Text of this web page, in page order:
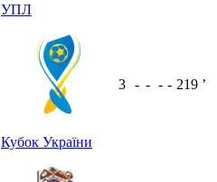
УПЛ
Кубок України
3 - - - - 219 ʼ